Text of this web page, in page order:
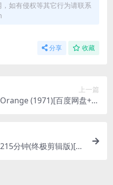
如有侵权等其它行为请联系
分享 收藏
上一篇
(1971)[百度网盘+迅
分钟(终极剪辑版)[百